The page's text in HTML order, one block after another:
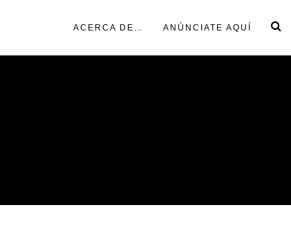
ACERCA DE… ANÚNCIATE AQUÍ